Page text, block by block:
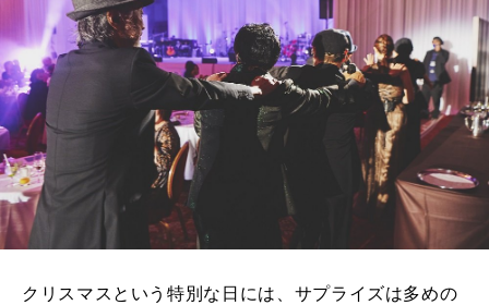
クリスマスという特別な⽇には、サプライズは多めの